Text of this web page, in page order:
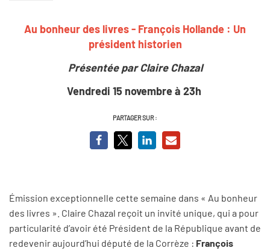
Au bonheur des livres - François Hollande : Un
président historien
Présentée par Claire Chazal
Vendredi 15 novembre à 23h
PARTAGER SUR :
Émission exceptionnelle cette semaine dans « Au bonheur
des livres ». Claire Chazal reçoit un invité unique, qui a pour
particularité d’avoir été Président de la République avant de
redevenir aujourd’hui député de la Corrèze : François